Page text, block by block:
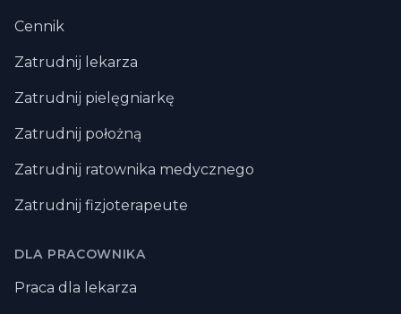
Cennik
Zatrudnij lekarza
Zatrudnij pielęgniarkę
Zatrudnij położną
Zatrudnij ratownika medycznego
Zatrudnij fizjoterapeute
DLA PRACOWNIKA
Praca dla lekarza